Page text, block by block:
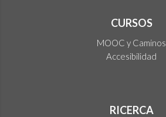
CURSOS
MOOC y Caminos
Accesibilidad
RICERCA